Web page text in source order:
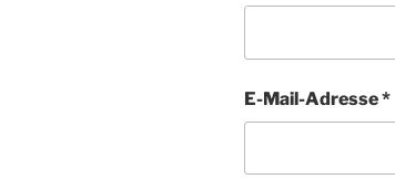
E-Mail-Adresse*